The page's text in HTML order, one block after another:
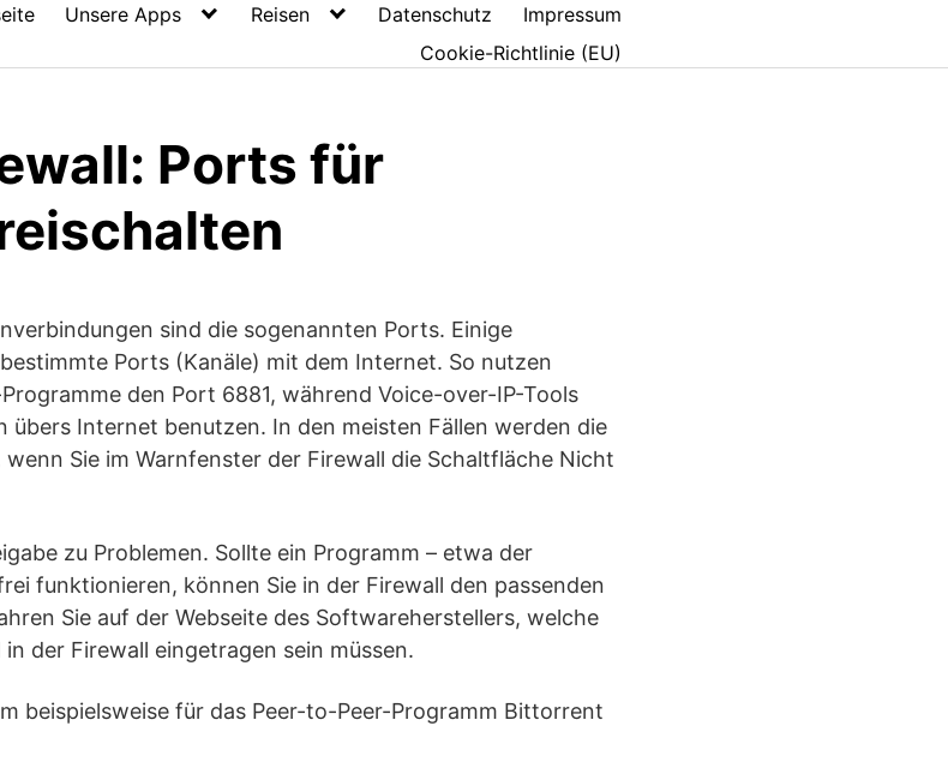
Unsere Apps Reisen Datenschutz
Impressum
Cookie-Richtlinie (EU)
Ports für
sind die sogenannten Ports. Einige
Ports (Kanäle) mit dem Internet. So nutzen
den Port 6881, während Voice-over-IP-Tools
Internet benutzen. In den meisten Fällen werden die
Sie im Warnfenster der Firewall die Schaltfläche Nicht
zu Problemen. Sollte ein Programm – etwa der
funktionieren, können Sie in der Firewall den passenden
Sie auf der Webseite des Softwareherstellers, welche
der Firewall eingetragen sein müssen.
beispielsweise für das Peer-to-Peer-Programm Bittorrent